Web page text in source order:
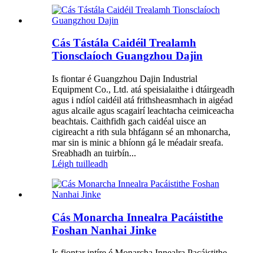
Cás Tástála Caidéil Trealamh
Tionsclaíoch Guangzhou Dajin
Is fiontar é Guangzhou Dajin Industrial
Equipment Co., Ltd. atá speisialaithe i dtáirgeadh
agus i ndíol caidéil atá frithsheasmhach in aigéad
agus alcaile agus scagairí leachtacha ceimiceacha
beachtais. Caithfidh gach caidéal uisce an
cigireacht a rith sula bhfágann sé an mhonarcha,
mar sin is minic a bhíonn gá le méadair sreafa.
Sreabhadh an tuirbín...
Léigh tuilleadh
Cás Monarcha Innealra Pacáistithe
Foshan Nanhai Jinke